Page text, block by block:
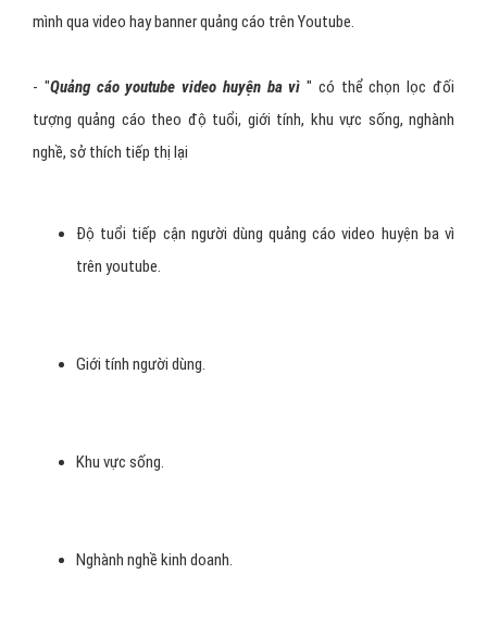
mình qua video hay banner quảng cáo trên Youtube.
- "Quảng cáo youtube video huyện ba vì" có thể chọn lọc đối
tượng quảng cáo theo độ tuổi, giới tính, khu vực sống, nghành
nghề, sở thích tiếp thị lại
Độ tuổi tiếp cận người dùng quảng cáo video huyện ba vì
trên youtube.
Giới tính người dùng.
Khu vực sống.
Nghành nghề kinh doanh.